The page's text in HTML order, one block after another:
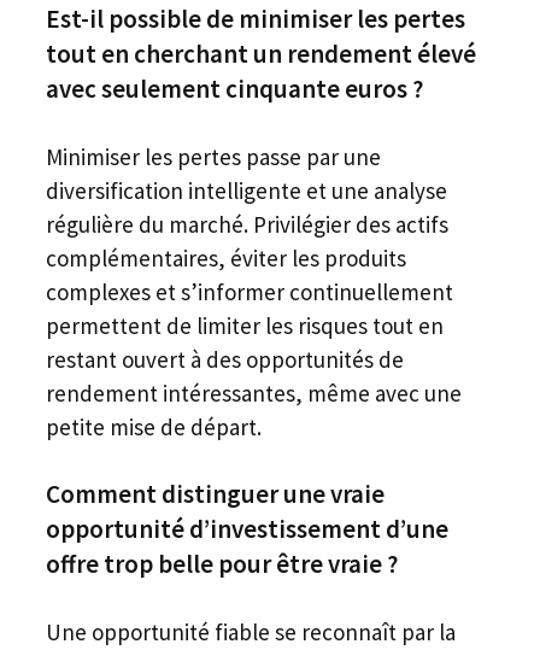
Est-il possible de minimiser les pertes
tout en cherchant un rendement élevé
avec seulement cinquante euros ?
Minimiser les pertes passe par une
diversification intelligente et une analyse
régulière du marché. Privilégier des actifs
complémentaires, éviter les produits
complexes et s’informer continuellement
permettent de limiter les risques tout en
restant ouvert à des opportunités de
rendement intéressantes, même avec une
petite mise de départ.
Comment distinguer une vraie
opportunité d’investissement d’une
offre trop belle pour être vraie ?
Une opportunité fiable se reconnaît par la